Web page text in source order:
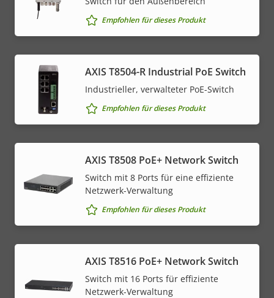
Empfohlen für dieses Produkt
AXIS T8504-R Industrial PoE Switch
Industrieller, verwalteter PoE-Switch
Empfohlen für dieses Produkt
AXIS T8508 PoE+ Network Switch
Switch mit 8 Ports für eine effiziente
Netzwerk-Verwaltung
Empfohlen für dieses Produkt
AXIS T8516 PoE+ Network Switch
Switch mit 16 Ports für effiziente
Netzwerk-Verwaltung